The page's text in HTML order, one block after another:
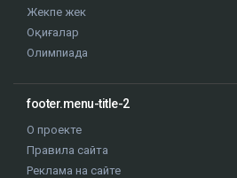
Жекпе жек
Оқиғалар
Олимпиада
footer.menu-title-2
О проекте
Правила сайта
Реклама на сайте